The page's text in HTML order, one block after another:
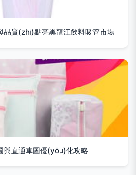
品質(zhì)點亮黑龍江飲料吸管市場
與直通車圖優(yōu)化攻略